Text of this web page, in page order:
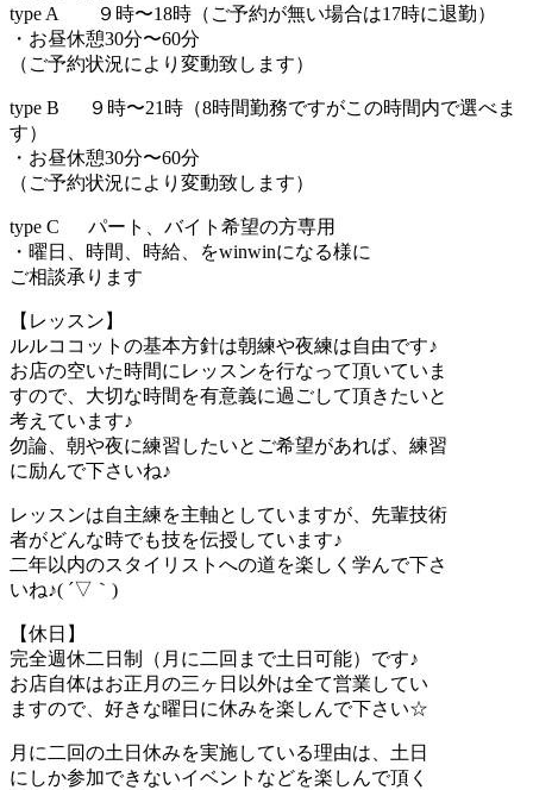
type A ９時〜18時（ご予約が無い場合は17時に退勤）
・お昼休憩30分〜60分
（ご予約状況により変動致します）
type B ９時〜21時（8時間勤務ですがこの時間内で選べま
す）
・お昼休憩30分〜60分
（ご予約状況により変動致します）
type C パート、バイト希望の方専用
・曜日、時間、時給、をwinwinになる様に
ご相談承ります
【レッスン】
ルルココットの基本方針は朝練や夜練は自由です♪
お店の空いた時間にレッスンを行なって頂いていま
すので、大切な時間を有意義に過ごして頂きたいと
考えています♪
勿論、朝や夜に練習したいとご希望があれば、練習
に励んで下さいね♪
レッスンは自主練を主軸としていますが、先輩技術
者がどんな時でも技を伝授しています♪
二年以内のスタイリストへの道を楽しく学んで下さ
いね♪( ´▽｀)
【休日】
完全週休二日制（月に二回まで土日可能）です♪
お店自体はお正月の三ヶ日以外は全て営業してい
ますので、好きな曜日に休みを楽しんで下さい☆
月に二回の土日休みを実施している理由は、土日
にしか参加できないイベントなどを楽しんで頂く